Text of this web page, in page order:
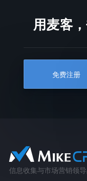
用麦客
免费注册
信息收集与市场营销领